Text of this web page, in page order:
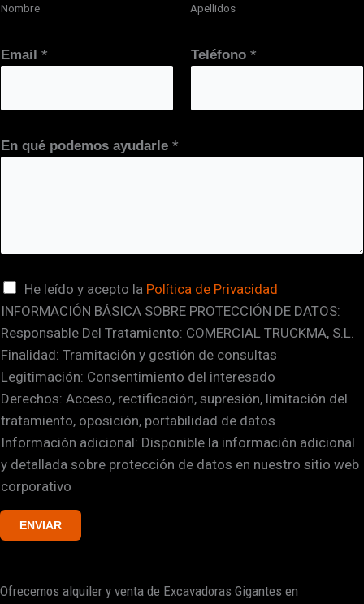
Nombre Apellidos
Email * Teléfono *
En qué podemos ayudarle *
a
s
i
l
l
a
s
d
e
v
f
He leído y acepto la Política de Privacidad
INFORMACIÓN BÁSICA SOBRE PROTECCIÓN DE DATOS:
Responsable Del Tratamiento: COMERCIAL TRUCKMA, S.L.
Finalidad: Tramitación y gestión de consultas
Legitimación: Consentimiento del interesado
Derechos: Acceso, rectificación, supresión, limitación del
tratamiento, oposición, portabilidad de datos
Información adicional: Disponible la información adicional
y detallada sobre protección de datos en nuestro sitio web
corporativo
ENVIAR
Ofrecemos alquiler y venta de Excavadoras Gigantes en